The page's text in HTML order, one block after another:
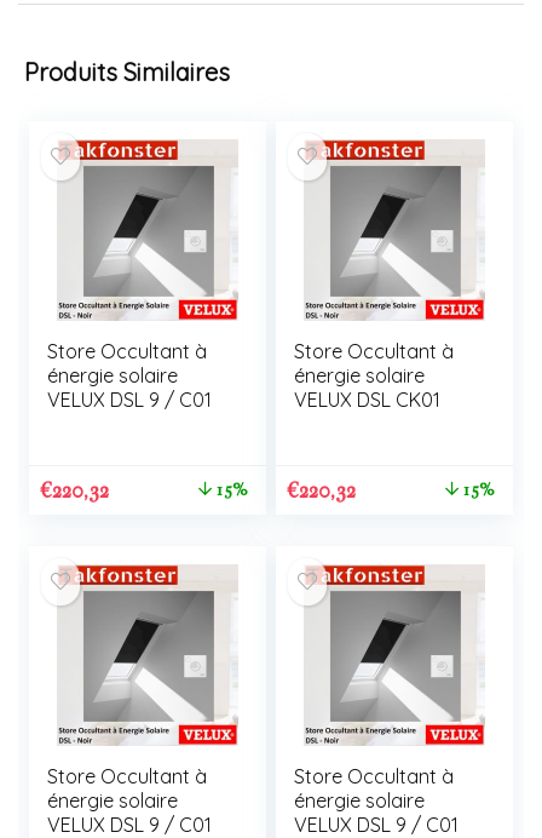
Produits Similaires
Store Occultant à
énergie solaire
VELUX DSL 9 / C01
€220,32 15%
Store Occultant à
énergie solaire
VELUX DSL CK01
€220,32 15%
Store Occultant à
énergie solaire
VELUX DSL 9 / C01
Store Occultant à
énergie solaire
VELUX DSL 9 / C01